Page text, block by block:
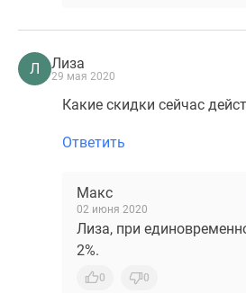
Л Лиза
29 мая 2020
Какие скидки сейчас
Ответить
Макс
02 июня 2020
Лиза, при
2%.
0 0